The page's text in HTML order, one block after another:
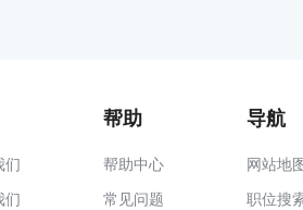
们
们
帮助
帮助中心
常见问题
导航
网站地
职位搜